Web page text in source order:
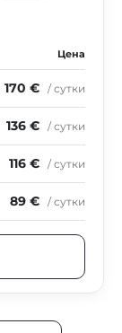
Цена
170 € / сутки
136 € / сутки
116 € / сутки
89 € / сутки